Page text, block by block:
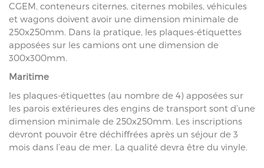
CGEM, conteneurs citernes, citernes mobiles, véhicules
et wagons doivent avoir une dimension minimale de
250x250mm. Dans la pratique, les plaques-étiquettes
apposées sur les camions ont une dimension de
300x300mm.
Maritime
les plaques-étiquettes (au nombre de 4) apposées sur
les parois extérieures des engins de transport sont d’une
dimension minimale de 250x250mm. Les inscriptions
devront pouvoir être déchiffrées après un séjour de 3
mois dans l’eau de mer. La qualité devra être du vinyle.